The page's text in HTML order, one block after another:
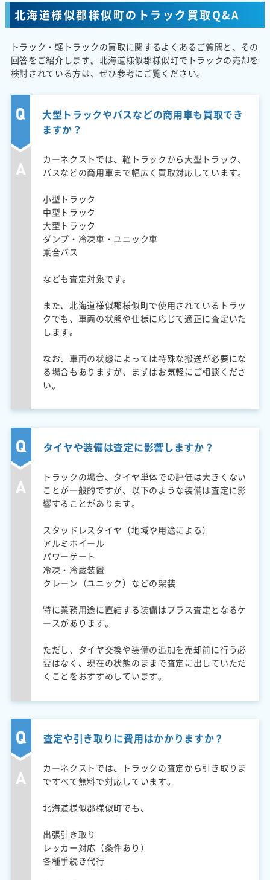
北海道様似郡様似町のトラック買取Q&A
トラック・軽トラックの買取に関するよくあるご質問と、その
回答をご紹介します。北海道様似郡様似町でトラックの売却を
検討されている方は、ぜひ参考にご覧ください。
大型トラックやバスなどの商用車も買取でき
ますか？
カーネクストでは、軽トラックから大型トラック、
バスなどの商用車まで幅広く買取対応しています。
小型トラック
中型トラック
大型トラック
ダンプ・冷凍車・ユニック車
乗合バス
なども査定対象です。
また、北海道様似郡様似町で使用されているトラッ
クでも、車両の状態や仕様に応じて適正に査定いた
します。
なお、車両の状態によっては特殊な搬送が必要にな
る場合もありますが、まずはお気軽にご相談くださ
い。
タイヤや装備は査定に影響しますか？
トラックの場合、タイヤ単体での評価は大きくない
ことが一般的ですが、以下のような装備は査定に影
響することがあります。
スタッドレスタイヤ（地域や用途による）
アルミホイール
パワーゲート
冷凍・冷蔵装置
クレーン（ユニック）などの架装
特に業務用途に直結する装備はプラス査定となるケ
ースがあります。
ただし、タイヤ交換や装備の追加を売却前に行う必
要はなく、現在の状態のままで査定に出していただ
くことをおすすめしています。
査定や引き取りに費用はかかりますか？
カーネクストでは、トラックの査定から引き取りま
ですべて無料で対応しています。
北海道様似郡様似町でも、
出張引き取り
レッカー対応（条件あり）
各種手続き代行